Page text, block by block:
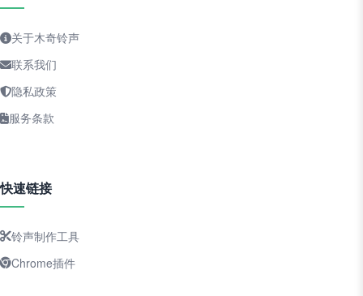
关于木奇铃声
联系我们
隐私政策
服务条款
快速链接
铃声制作工具
Chrome插件